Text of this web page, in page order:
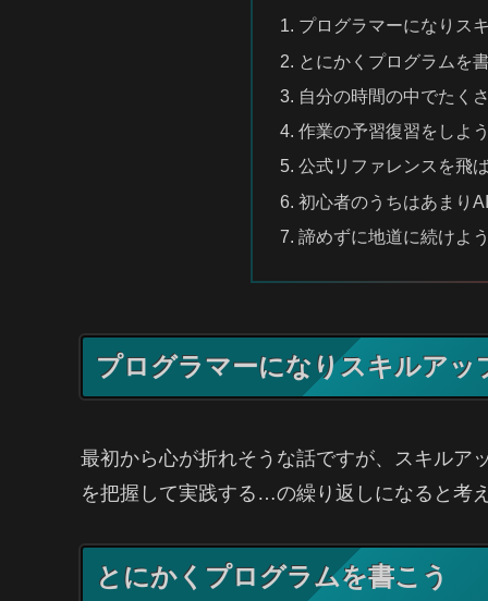
プログラマーになりス
とにかくプログラムを
自分の時間の中でたく
作業の予習復習をしよ
公式リファレンスを飛
初心者のうちはあまり
諦めずに地道に続けよ
プログラマーになりスキルアッ
最初から心が折れそうな話ですが、スキルア
を把握して実践する…の繰り返しになると考
とにかくプログラムを書こう